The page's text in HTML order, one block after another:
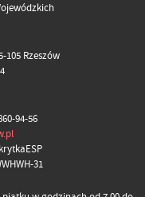
105 Rzeszów
94-56
31